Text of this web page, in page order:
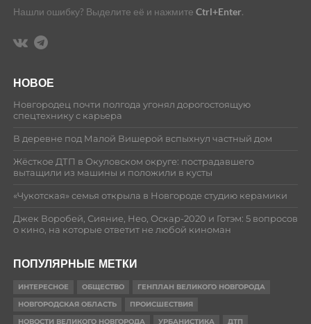
Нашли ошибку? Выделите её и нажмите Ctrl+Enter.
НОВОЕ
Новгородец почти полгода угонял дорогостоящую
спецтехнику с карьера
В деревне под Малой Вишерой вспыхнул частный дом
Жёсткое ДТП в Окуловском округе: пострадавшего
вытащили из машины и положили в кусты
«Чукотская» семья открыла в Новгороде студию керамики
Джек Воробей, Сияние, Нео, Оскар-2020 и Готэм: 5 вопросов
о кино, на которые ответит не любой киноман
ПОПУЛЯРНЫЕ МЕТКИ
ИНТЕРЕСНОЕ ОБЩЕСТВО
ГЕНПЛАН ВЕЛИКОГО НОВГОРОДА
НОВГОРОДСКАЯ ОБЛАСТЬ
ПРОИСШЕСТВИЯ
НОВОСТИ ВЕЛИКОГО НОВГОРОДА
УРБАНИСТИКА ДТП